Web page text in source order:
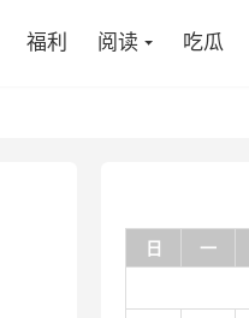
福利 阅读 吃瓜
日 一